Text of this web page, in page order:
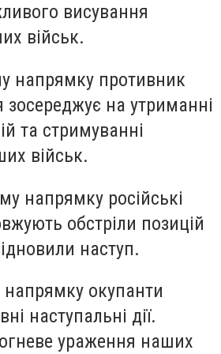
висування
військ.
напрямку противник
зосереджує на утриманні
та стримуванні
військ.
напрямку російські
обстріли позицій
наступ.
окупанти
наступальні дії.
ураження наших